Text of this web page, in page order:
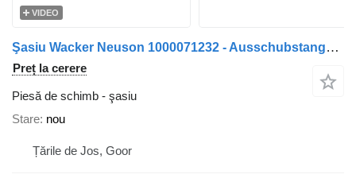
VIDEO
Şasiu Wacker Neuson 1000071232 - Ausschubstange/Verlengstang
Preț la cerere
Piesă de schimb - şasiu
Stare nou
Țările de Jos, Goor